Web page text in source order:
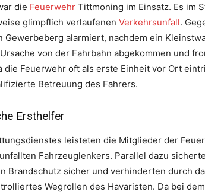
die Feuerwehr Tittmoning im Einsatz. Es im
glimpflich verlaufenen Verkehrsunfall.
Gewerbeberg alarmiert, nachdem ein
von der Fahrbahn abgekommen und
die Feuerwehr oft als erste Einheit vor Ort
Betreuung des Fahrers.
Ersthelfer
leisteten die Mitglieder der
Fahrzeuglenkers. Parallel dazu
Brandschutz sicher und verhinderten durch
Wegrollen des Havaristen. Da bei